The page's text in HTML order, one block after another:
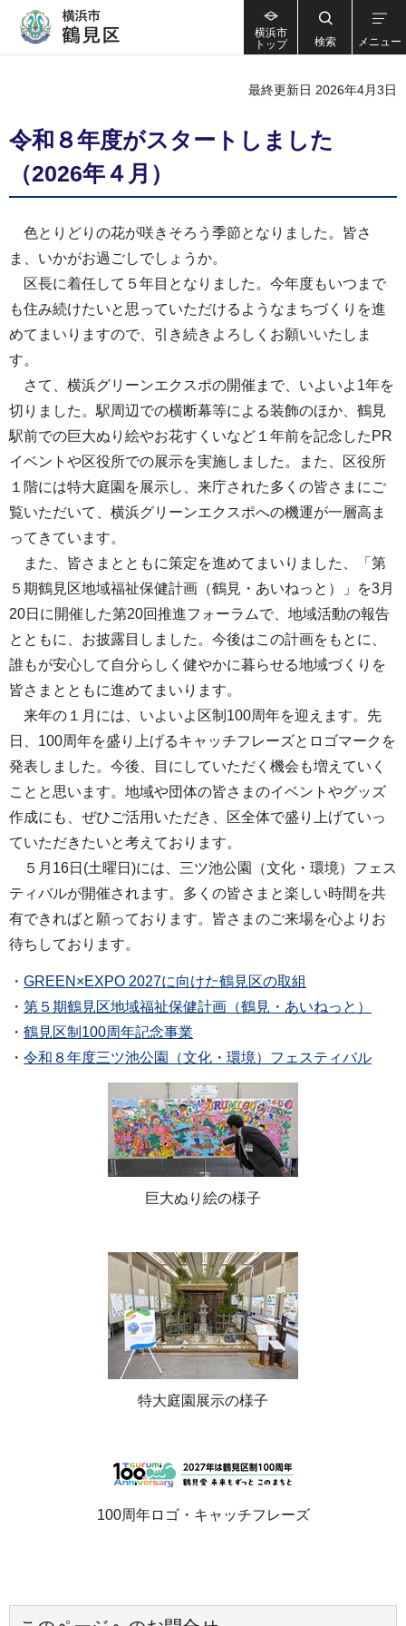
横浜市
トップ
検索 メニュー
最終更新日 2026年4月3日
令和８年度がスタートしました
（2026年４月）
色とりどりの花が咲きそろう季節となりました。皆さ
ま、いかがお過ごしでしょうか。
区長に着任して５年目となりました。今年度もいつまで
も住み続けたいと思っていただけるようなまちづくりを進
めてまいりますので、引き続きよろしくお願いいたしま
す。
さて、横浜グリーンエクスポの開催まで、いよいよ1年を
切りました。駅周辺での横断幕等による装飾のほか、鶴見
駅前での巨大ぬり絵やお花すくいなど１年前を記念したPR
イベントや区役所での展示を実施しました。また、区役所
１階には特大庭園を展示し、来庁された多くの皆さまにご
覧いただいて、横浜グリーンエクスポへの機運が一層高ま
ってきています。
また、皆さまとともに策定を進めてまいりました、「第
５期鶴見区地域福祉保健計画（鶴見・あいねっと）」を3月
20日に開催した第20回推進フォーラムで、地域活動の報告
とともに、お披露目しました。今後はこの計画をもとに、
誰もが安心して自分らしく健やかに暮らせる地域づくりを
皆さまとともに進めてまいります。
来年の１月には、いよいよ区制100周年を迎えます。先
日、100周年を盛り上げるキャッチフレーズとロゴマークを
発表しました。今後、目にしていただく機会も増えていく
ことと思います。地域や団体の皆さまのイベントやグッズ
作成にも、ぜひご活用いただき、区全体で盛り上げていっ
ていただきたいと考えております。
５月16日(土曜日)には、三ツ池公園（文化・環境）フェス
ティバルが開催されます。多くの皆さまと楽しい時間を共
有できればと願っております。皆さまのご来場を心よりお
待ちしております。
・ GREEN×EXPO 2027に向けた鶴見区の取組
・ 第５期鶴見区地域福祉保健計画（鶴見・あいねっと）
・ 鶴見区制100周年記念事業
・ 令和８年度三ツ池公園（文化・環境）フェスティバル
巨大ぬり絵の様子
特大庭園展示の様子
100周年ロゴ・キャッチフレーズ